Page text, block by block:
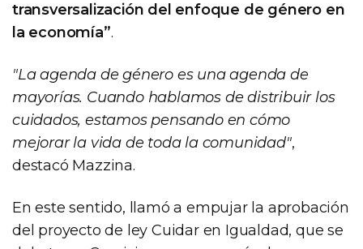
transversalización del enfoque de género en
la economía”.
"La agenda de género es una agenda de
mayorías. Cuando hablamos de distribuir los
cuidados, estamos pensando en cómo
mejorar la vida de toda la comunidad",
destacó Mazzina.
En este sentido, llamó a empujar la aprobación
del proyecto de ley Cuidar en Igualdad, que se